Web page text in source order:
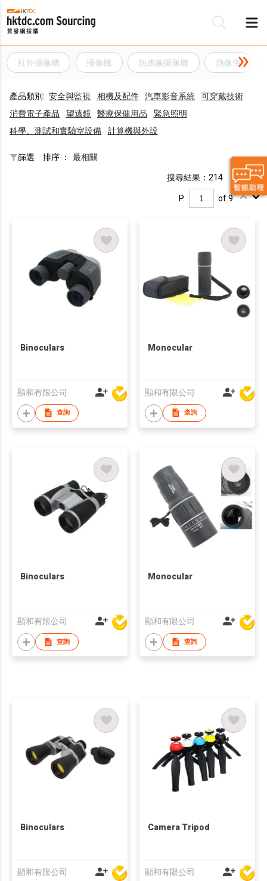
紅外攝像機 攝像機 熱成像攝像機 熱像儀
產品類別: 安全與監視 相機及配件 汽車影音系統
可穿戴技術
消費電子產品
望遠鏡 醫療保健用品
緊急照​​明
科學、測試和實驗室設備
計算機與外設
篩選 排序 ： 最相關
搜尋結果：214
P. of 9
Binoculars
顯和有限公司
查詢
Monocular
顯和有限公司
查詢
Binoculars
顯和有限公司
查詢
Monocular
顯和有限公司
查詢
Binoculars
顯和有限公司
Camera Tripod
顯和有限公司